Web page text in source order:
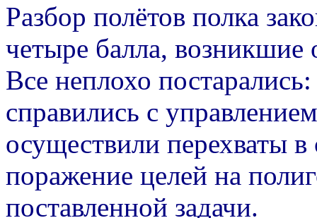
Разбор полётов полка
четыре балла,
Все неплохо
справились с
осуществили перехваты
поражение целей на
поставленной задачи.